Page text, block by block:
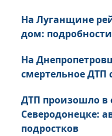
На Луганщине
дом:
На
смертельное
ДТП произошло в
Северодонецке:
подростков